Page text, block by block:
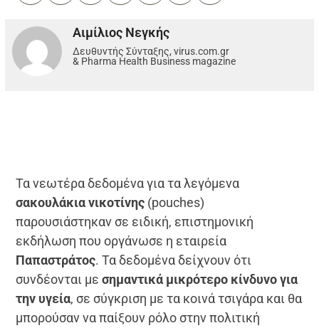
Αιμίλιος Νεγκής
Δευθυντής Σύνταξης, virus.com.gr
& Pharma Health Business magazine
Τα νεωτέρα δεδομένα για τα λεγόμενα
σακουλάκια νικοτίνης (pouches)
παρουσιάστηκαν σε ειδική, επιστημονική
εκδήλωση που οργάνωσε η εταιρεία
Παπαστράτος. Τα δεδομένα δείχνουν ότι
συνδέονται μεσημαντικά μικρότερο κίνδυνο για
την υγεία, σε σύγκριση με τα κοινά τσιγάρα και θα
μπορούσαν να παίξουν ρόλο στην πολιτική